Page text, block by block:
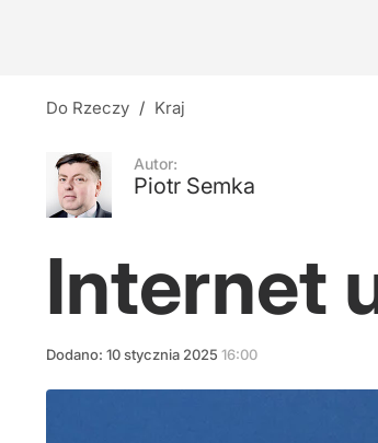
Do Rzeczy / Kraj
Autor:
Piotr Semka
Internet
Dodano: 10stycznia 2025 16:00